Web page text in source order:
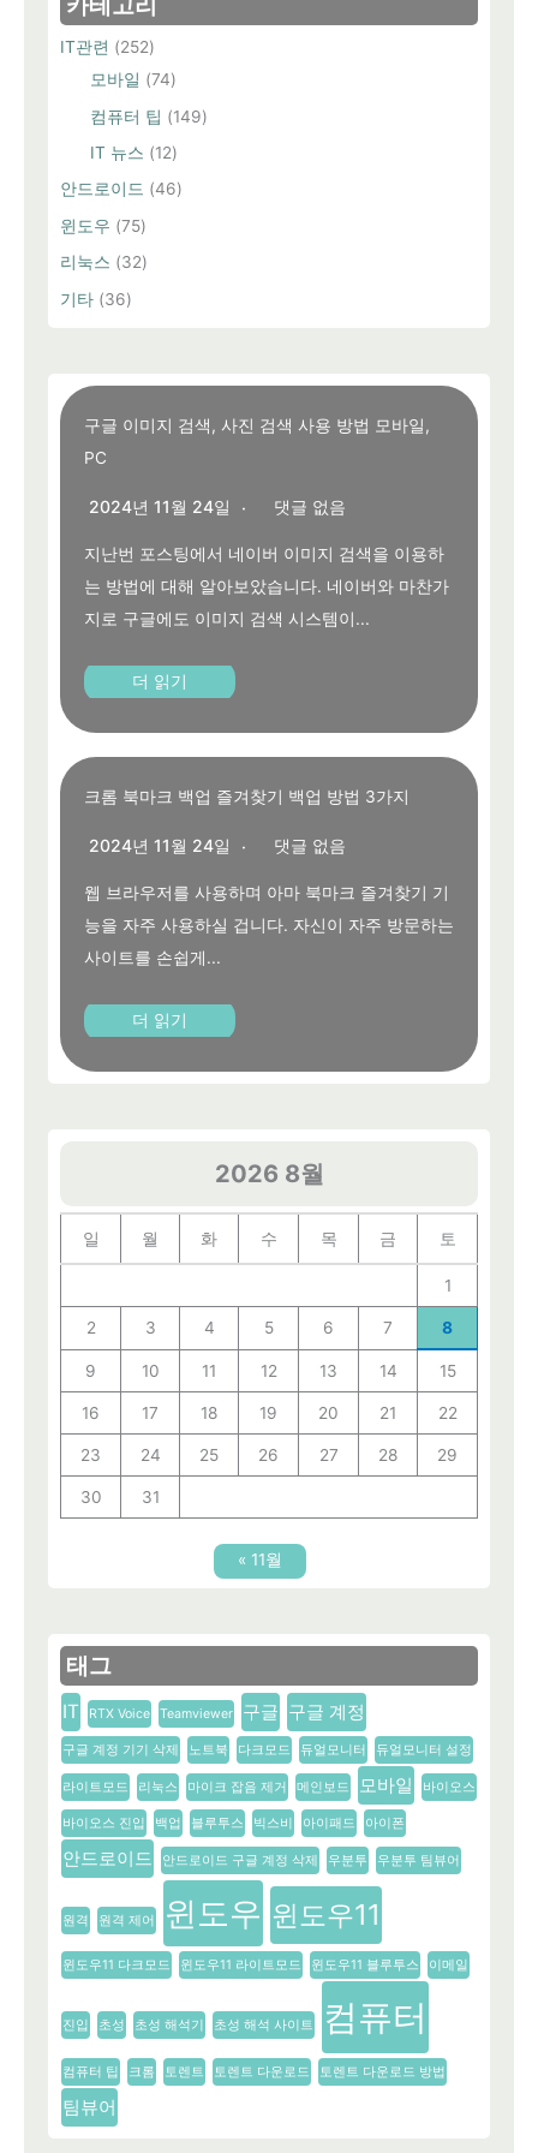
IT관련 (252)
모바일 (74)
컴퓨터 팁 (149)
IT 뉴스 (12)
안드로이드 (46)
윈도우 (75)
리눅스 (32)
기타 (36)
구글 이미지 검색, 사진 검색 사용 방법 모바일,
PC
2024년 11월 24일 댓글 없음
지난번 포스팅에서 네이버 이미지 검색을 이용하
는 방법에 대해 알아보았습니다. 네이버와 마찬가
지로 구글에도 이미지 검색 시스템이...
더 읽기
크롬 북마크 백업 즐겨찾기 백업 방법 3가지
2024년 11월 24일 댓글 없음
웹 브라우저를 사용하며 아마 북마크 즐겨찾기 기
능을 자주 사용하실 겁니다. 자신이 자주 방문하는
사이트를 손쉽게...
더 읽기
2026 8월
일 월 화 수 목 금 토
1
2 3 4 5 6 7 8
9 10 11 12 13 14 15
16 17 18 19 20 21 22
23 24 25 26 27 28 29
30 31
« 11월
태그
IT RTX Voice Teamviewer 구글 구글 계정
구글 계정 기기 삭제 노트북 다크모드 듀얼모니터 듀얼모니터 설정
라이트모드 리눅스 마이크 잡음 제거 메인보드 모바일 바이오스
바이오스 진입 백업 블루투스 빅스비 아이패드 아이폰
안드로이드 안드로이드 구글 계정 삭제 우분투 우분투 팀뷰어
원격 원격 제어 윈도우 윈도우11
윈도우11 다크모드 윈도우11 라이트모드 윈도우11 블루투스 이메일
진입 초성 초성 해석기 초성 해석 사이트 컴퓨터
컴퓨터 팁 크롬 토렌트 토렌트 다운로드 토렌트 다운로드 방법
팀뷰어